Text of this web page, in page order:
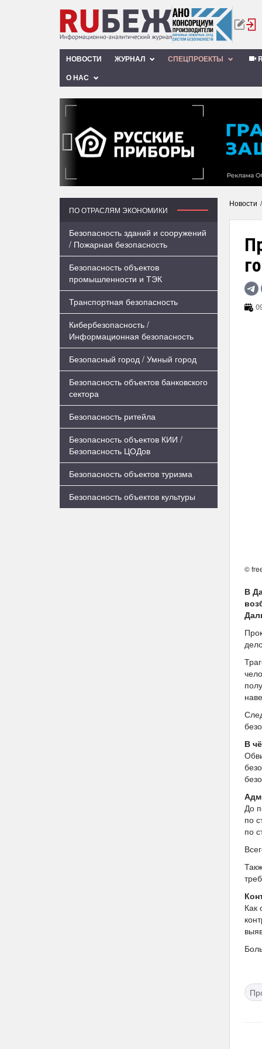
НОВОСТИ ЖУРНАЛ СПЕЦПРОЕКТЫ
О НАС
‹
ПО ОТРАСЛЯМ ЭКОНОМИКИ
Безопасность зданий и сооружений
/ Пожарная безопасность
Безопасность объектов
промышленности и ТЭК
Транспортная безопасность
Кибербезопасность /
Информационная безопасность
Безопасный город / Умный город
Безопасность объектов банковского
сектора
Безопасность ритейла
Безопасность объектов КИИ /
Безопасность ЦОДов
Безопасность объектов туризма
Безопасность объектов культуры
Новости
©
В
В
До
по
по
Как